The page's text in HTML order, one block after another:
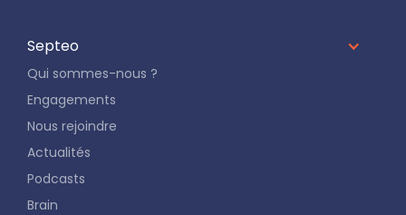
Septeo
Qui sommes-nous ?
Engagements
Nous rejoindre
Actualités
Podcasts
Brain